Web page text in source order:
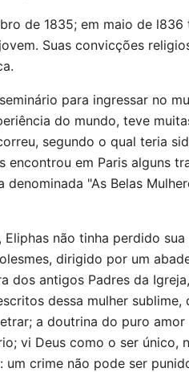
de 1835; em maio de
Suas convicções
para ingressar no
do mundo, teve
segundo o qual teria
em Paris alguns
"As Belas
não tinha perdido
dirigido por um
dos antigos Padres da
dessa mulher
a doutrina do puro
vi Deus como o ser único,
crime não pode ser